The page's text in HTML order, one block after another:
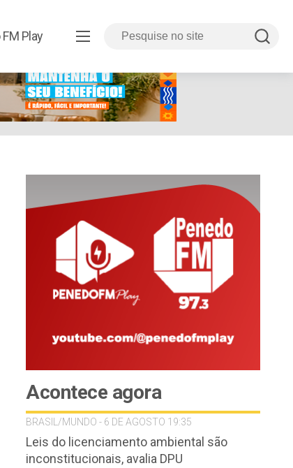
Play
Acontece agora
BRASIL/MUNDO - 6 DE AGOSTO 19:35
Leis do licenciamento ambiental são
inconstitucionais, avalia DPU